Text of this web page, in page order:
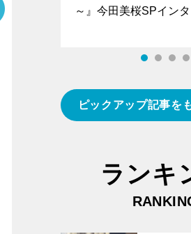
インタ
～』今田美桜SPイ
ピックアップ記事を
ランキ